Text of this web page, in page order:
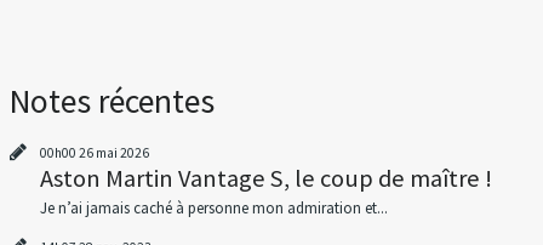
Notes récentes
00h00 26 mai 2026
Aston Martin Vantage S, le coup de maître !
Je n’ai jamais caché à personne mon admiration et...